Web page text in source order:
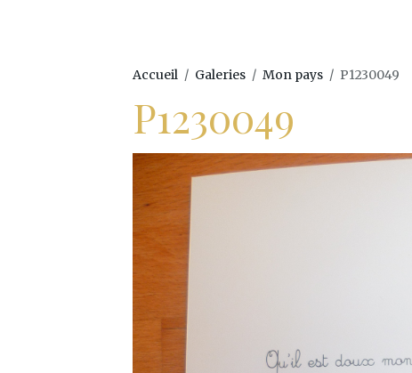
Accueil Galeries Mon pays P1230049
P1230049